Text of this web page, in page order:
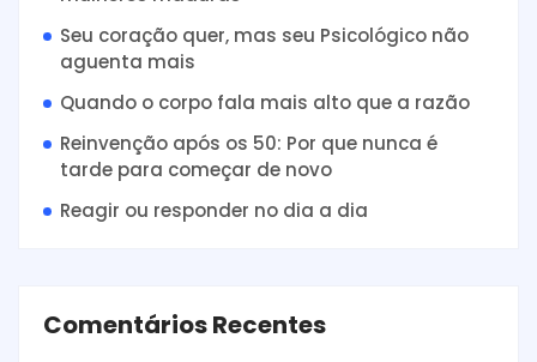
Seu coração quer, mas seu Psicológico não
aguenta mais
Quando o corpo fala mais alto que a razão
Reinvenção após os 50: Por que nunca é
tarde para começar de novo
Reagir ou responder no dia a dia
Comentários Recentes